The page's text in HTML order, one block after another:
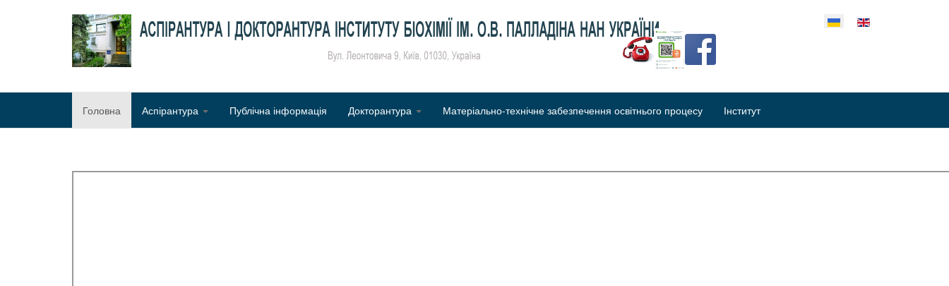
Оберіть свою мову
Головна Аспірантура Публічна інформація Докторантура Матеріально-технічне забезпечення освітнього процесу Інститут